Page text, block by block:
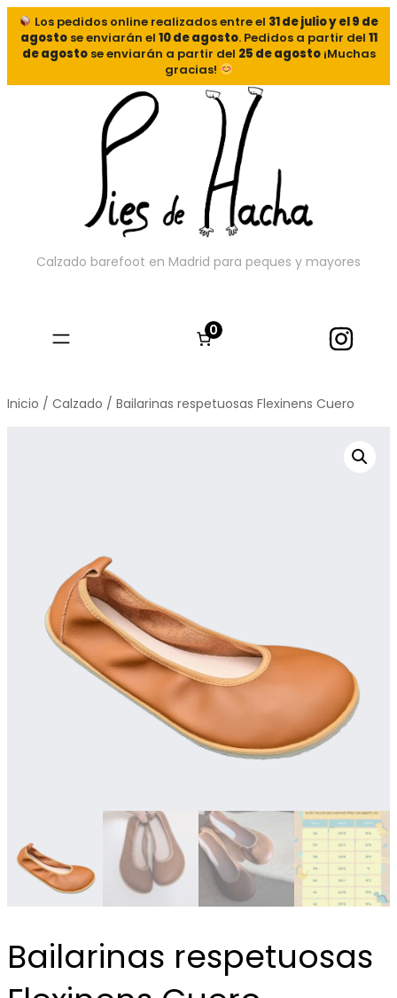
Los pedidos online realizados entre el 31 de julio y el 9 de
agostose enviarán el 10 de agosto. Pedidos a partir del 11
de agostose enviarán a partir del 25 de agosto¡Muchas
gracias!
Calzado barefoot en Madrid para peques y mayores
0
Inicio / Calzado / Bailarinas respetuosas Flexinens Cuero
Bailarinas respetuosas